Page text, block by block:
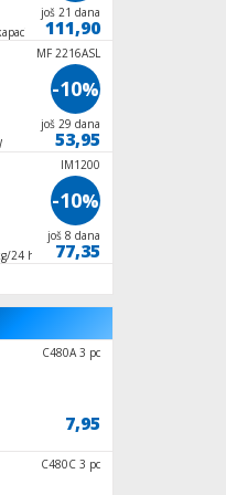
1
još 21 dana
111,90
MF 2216ASL
-10%
još 29 dana
53,95
24 h,
IM1200
-10%
još 8 dana
77,35
C480A 3 pc
7,95
C480C 3 pc